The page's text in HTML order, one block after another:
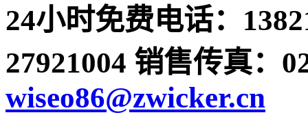
24小时免费电话：
27921004 销售传真：
wiseo86@zwicker.cn